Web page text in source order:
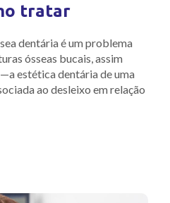
tratar
dentária é um problema
ósseas bucais, assim
estética dentária de uma
ao desleixo em relação